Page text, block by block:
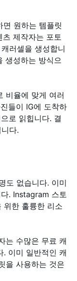
면 원하는 템플릿
제작자는 포토
러셀을 생성합니
생성하는 방식으
비율에 맞게 여러
들이 IG에 도착하
로 읽힙니다. 결
다.
도 없습니다. 이미
. Instagram 스토
위한 훌륭한 리소
는 수많은 무료 캐
. 이미 일반적인 캐
을 사용하는 것은